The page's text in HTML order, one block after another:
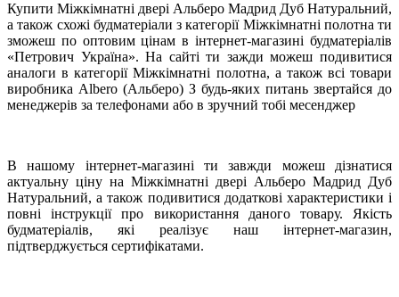
Купити Міжкімнатні двері Альберо Мадрид Дуб Натуральний,
а також схожі будматеріали з категорії Міжкімнатні полотна ти
зможеш по оптовим цінам в інтернет-магазині будматеріалів
«Петрович Україна». На сайті ти зажди можеш подивитися
аналоги в категорії Міжкімнатні полотна, а також всі товари
виробника Albero (Альберо) З будь-яких питань звертайся до
менеджерів за телефонами або в зручний тобі месенджер
В нашому інтернет-магазині ти завжди можеш дізнатися
актуальну ціну на Міжкімнатні двері Альберо Мадрид Дуб
Натуральний, а також подивитися додаткові характеристики і
повні інструкції про використання даного товару. Якість
будматеріалів, які реалізує наш інтернет-магазин,
підтверджується сертифікатами.